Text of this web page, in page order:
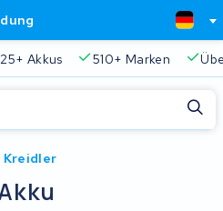
Akkus 510+ Marken
Kreidler
Schließen
in der Suchleiste, um zu suchen